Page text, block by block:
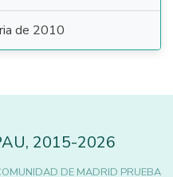
de 2010
, 2015-2026
DE MADRID PRUEBA